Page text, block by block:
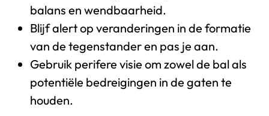
balans en wendbaarheid.
Blijf alert op veranderingen in de formatie
van de tegenstander en pas je aan.
Gebruik perifere visie om zowel de bal als
potentiële bedreigingen in de gaten te
houden.